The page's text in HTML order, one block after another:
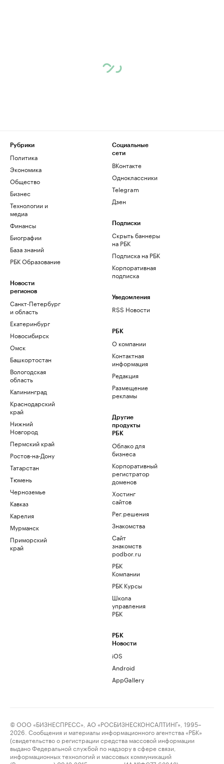
Рубрики
Политика
Экономика
Общество
Бизнес
Технологии и
медиа
Финансы
Биографии
База знаний
РБК Образование
Новости
регионов
Санкт-Петербург
и область
Екатеринбург
Новосибирск
Омск
Башкортостан
Вологодская
область
Калининград
Краснодарский
край
Нижний
Новгород
Пермский край
Ростов-на-Дону
Татарстан
Тюмень
Черноземье
Кавказ
Карелия
Мурманск
Приморский
край
Социальные
сети
ВКонтакте
Одноклассники
Telegram
Дзен
Подписки
Скрыть баннеры
на РБК
Подписка на РБК
Корпоративная
подписка
Уведомления
RSS Новости
РБК
О компании
Контактная
информация
Редакция
Размещение
рекламы
Другие
продукты
РБК
Облако для
бизнеса
Корпоративный
регистратор
доменов
Хостинг
сайтов
Рег.решения
Знакомства
Сайт
знакомств
podbor.ru
РБК
Компании
РБК Курсы
Школа
управления
РБК
РБК
Новости
iOS
Android
AppGallery
© ООО «БИЗНЕСПРЕСС», АО «РОСБИЗНЕСКОНСАЛТИНГ», 1995–
2026. Сообщения и материалы информационного агентства «РБК»
(свидетельство о регистрации средства массовой информации
выдано Федеральной службой по надзору в сфере связи,
информационных технологий и массовых коммуникаций